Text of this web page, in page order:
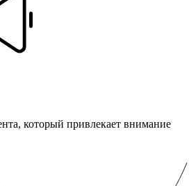
который привлекает внимание